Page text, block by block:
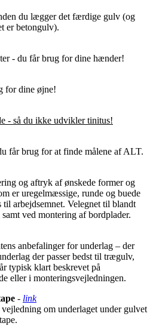
du lægger det færdige gulv (og
er betongulv).
- du får brug for dine hænder!
for dine øjne!
- så du ikke udvikler tinitus!
får brug for at finde målene af ALT.
og aftryk af ønskede former og
er uregelmæssige, runde og buede
arbejdsemnet. Velegnet til blandt
ved montering af bordplader.
anbefalinger for underlag – der
der passer bedst til trægulv,
typisk klart beskrevet på
eller i monteringsvejledningen.
- link
om underlaget under gulvet